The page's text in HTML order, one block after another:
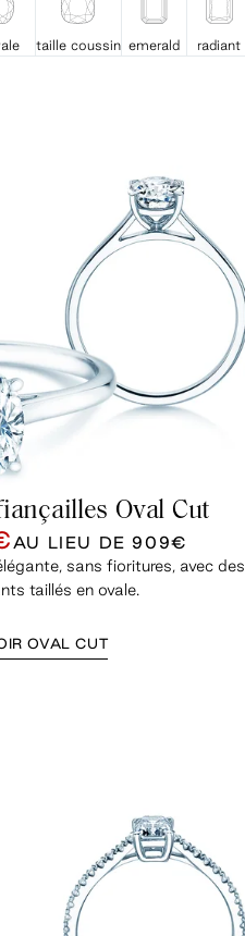
taille coussin emerald radiant
Oval Cut
AU LIEU DE 909€
sans fioritures, avec des
taillés en ovale.
OVAL CUT